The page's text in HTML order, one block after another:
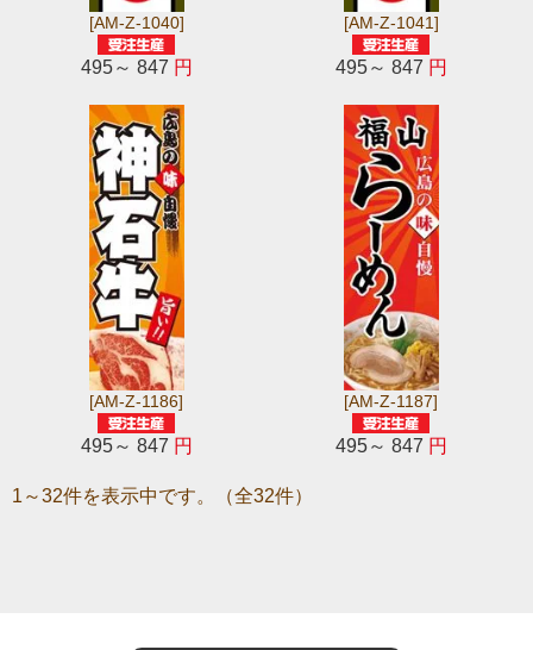
[AM-Z-1040]
495～ 847 円
[AM-Z-1041]
495～ 847 円
[AM-Z-1186]
495～ 847 円
[AM-Z-1187]
495～ 847 円
1～32件を表示中です。（全32件）